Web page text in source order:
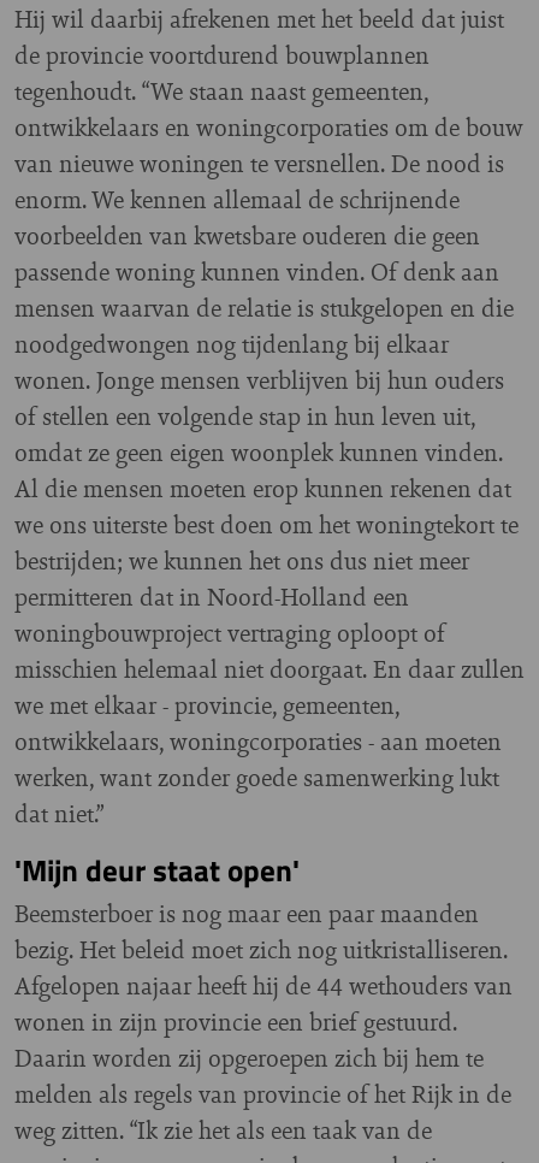
Hij wil daarbij afrekenen met het beeld dat juist
de provincie voortdurend bouwplannen
tegenhoudt. “We staan naast gemeenten,
ontwikkelaars en woningcorporaties om de bouw
van nieuwe woningen te versnellen. De nood is
enorm. We kennen allemaal de schrijnende
voorbeelden van kwetsbare ouderen die geen
passende woning kunnen vinden. Of denk aan
mensen waarvan de relatie is stukgelopen en die
noodgedwongen nog tijdenlang bij elkaar
wonen. Jonge mensen verblijven bij hun ouders
of stellen een volgende stap in hun leven uit,
omdat ze geen eigen woonplek kunnen vinden.
Al die mensen moeten erop kunnen rekenen dat
we ons uiterste best doen om het woningtekort te
bestrijden; we kunnen het ons dus niet meer
permitteren dat in Noord-Holland een
woningbouwproject vertraging oploopt of
misschien helemaal niet doorgaat. En daar zullen
we met elkaar - provincie, gemeenten,
ontwikkelaars, woningcorporaties - aan moeten
werken, want zonder goede samenwerking lukt
dat niet.”
'Mijn deur staat open'
Beemsterboer is nog maar een paar maanden
bezig. Het beleid moet zich nog uitkristalliseren.
Afgelopen najaar heeft hij de 44 wethouders van
wonen in zijn provincie een brief gestuurd.
Daarin worden zij opgeroepen zich bij hem te
melden als regels van provincie of het Rijk in de
weg zitten. “Ik zie het als een taak van de